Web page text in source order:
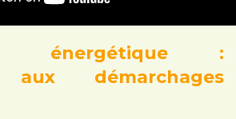
énergétique :
démarchages